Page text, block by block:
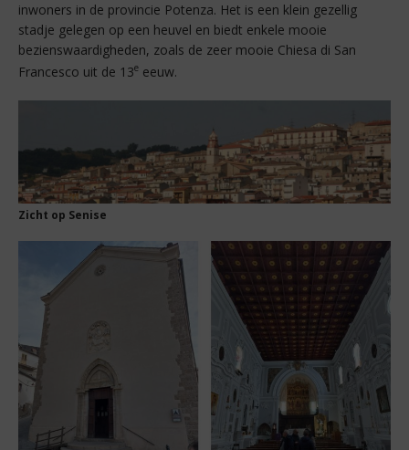
inwoners in de provincie Potenza. Het is een klein gezellig
stadje gelegen op een heuvel en biedt enkele mooie
bezienswaardigheden, zoals de zeer mooie Chiesa di San
Francesco uit de 13e eeuw.
Zicht op Senise